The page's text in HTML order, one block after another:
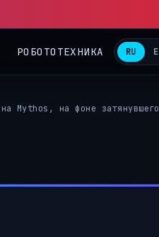
RU
Mythos, на фоне